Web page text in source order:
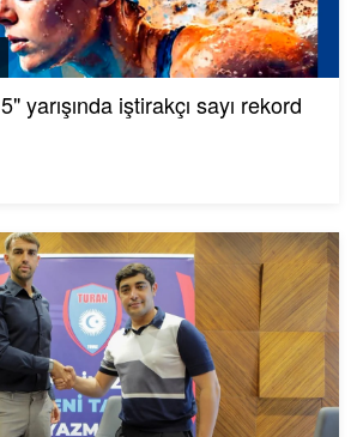
yarışında iştirakçı sayı rekord